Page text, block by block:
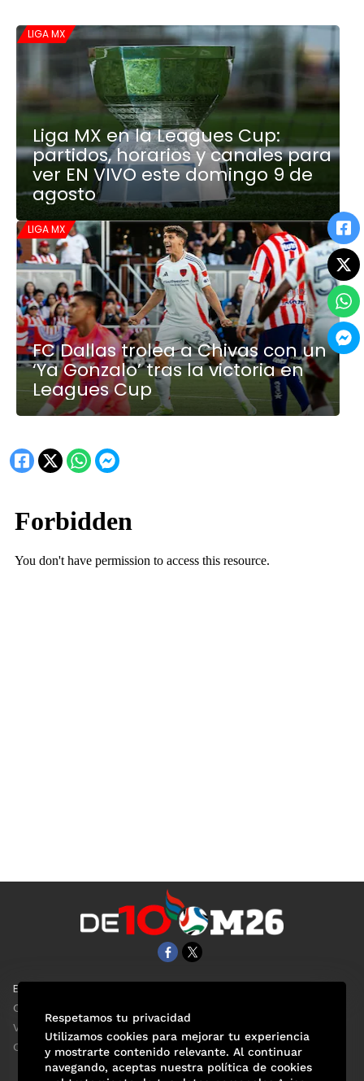
LIGA MX
Liga MX en la Leagues Cup:
partidos, horarios y canales para
ver EN VIVO este domingo 9 de
agosto
LIGA MX
FC Dallas trolea a Chivas con un
‘Ya Gonzalo’ tras la victoria en
Leagues Cup
EL UNIVERSAL
Clase
ViveUSA
Confabulario
Respetamos tu privacidad
Utilizamos cookies para mejorar tu experiencia
y mostrarte contenido relevante. Al continuar
navegando, aceptas nuestra política de cookies